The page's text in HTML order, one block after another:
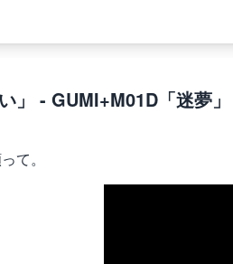
」 - GUMI+M01D「迷夢」
て。